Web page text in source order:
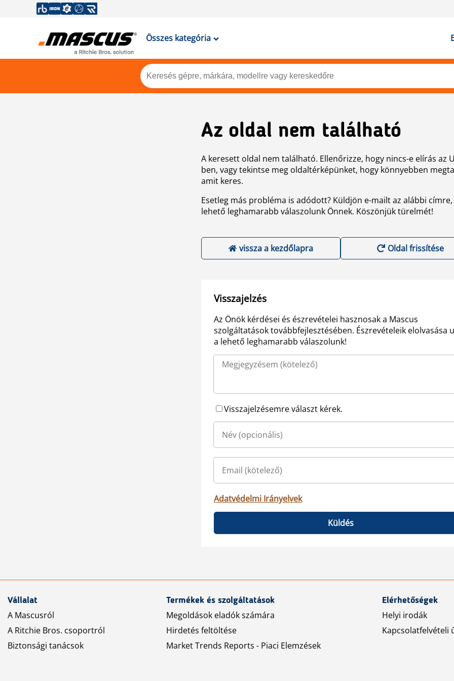
Összes kategória
Az oldal nem található
A keresett oldal nem található. Ellenőrizze, hogy nincs-e elírás az
ben, vagy tekintse meg oldaltérképünket, hogy könnyebben
amit keres.
Esetleg más probléma is adódott? Küldjön e-mailt az alábbi címre,
lehető leghamarabb válaszolunk Önnek. Köszönjük türelmét!
vissza a kezdőlapra Oldal frissítése
Visszajelzés
Az Önök kérdései és észrevételei hasznosak a Mascus
szolgáltatások továbbfejlesztésében. Észrevételeik elolvasása
a lehető leghamarabb válaszolunk!
Visszajelzésemre választ kérek.
Adatvédelmi Irányelvek
Küldés
Vállalat
A Mascusról
A Ritchie Bros. csoportról
Biztonsági tanácsok
Termékek és szolgáltatások
Megoldások eladók számára
Hirdetés feltöltése
Market Trends Reports - Piaci Elemzések
Elérhetőségek
Helyi irodák
Kapcsolatfelvételi